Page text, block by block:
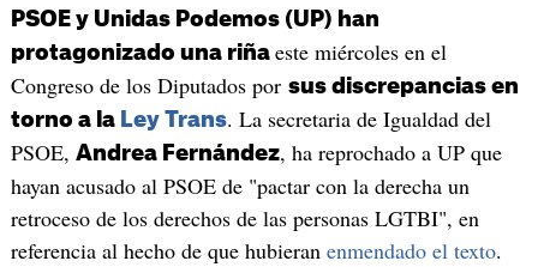
PSOE y Unidas Podemos (UP) han
protagonizado una riña este miércoles en el
Congreso de los Diputados por sus discrepancias en
torno a la Ley Trans. La secretaria de Igualdad del
PSOE, Andrea Fernández, ha reprochado a UP que
hayan acusado al PSOE de "pactar con la derecha un
retroceso de los derechos de las personas LGTBI", en
referencia al hecho de que hubieran enmendado el texto.